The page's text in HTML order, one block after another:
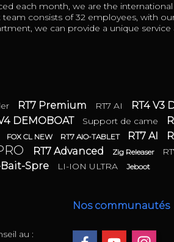
each month, we are the
consists of 32 employees, with
we can provide a unique service
RT7 Premium RT7 AI RT4 V3
DEMOBOAT Support de came
FOX CL NEW RT7 AIO-TABLET RT7 AI
RT7 Advanced Zig Releaser
Spre LI-ION ULTRA Jeboot
au :
Nos communautés